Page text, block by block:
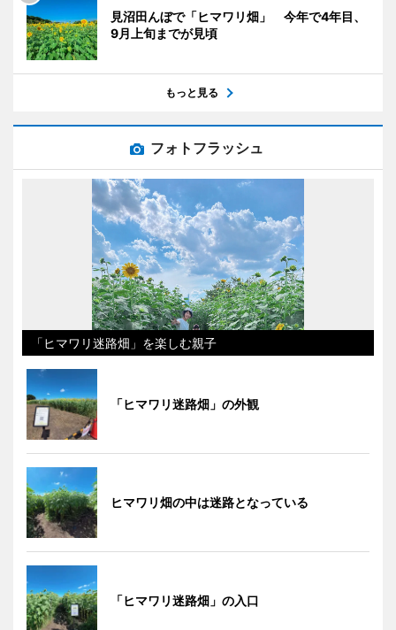
見沼田んぼで「ヒマワリ畑」 今年で4年目、
9月上旬までが見頃
もっと見る
フォトフラッシュ
「ヒマワリ迷路畑」を楽しむ親子
「ヒマワリ迷路畑」の外観
ヒマワリ畑の中は迷路となっている
「ヒマワリ迷路畑」の入口